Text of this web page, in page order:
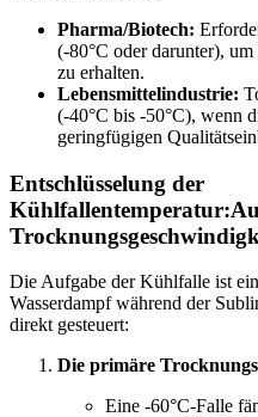
Pharma/Biotech:
(-80°C oder darunter),
zu erhalten.
Lebensmittelindustrie:
(-40°C bis -50°C), wenn
geringfügigen
Entschlüsselung der
Die Aufgabe der Kühlfalle ist
Wasserdampf während der
direkt gesteuert:
Die primäre
Eine -60°C-Falle